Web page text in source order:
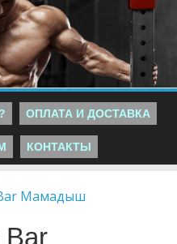
ОПЛАТА И ДОСТАВКА
КОНТАКТЫ
Мамадыш
Bar